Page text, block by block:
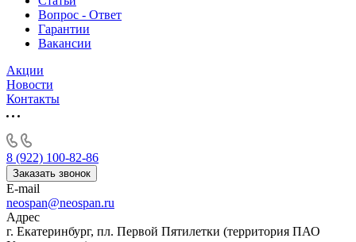
Вопрос - Ответ
Гарантии
Вакансии
Акции
Новости
Контакты
8 (922) 100-82-86
Заказать звонок
E-mail
neospan@neospan.ru
Адрес
г. Екатеринбург, пл. Первой Пятилетки (территория ПАО